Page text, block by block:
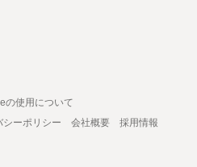
の使用について
シーポリシー 会社概要
採用情報